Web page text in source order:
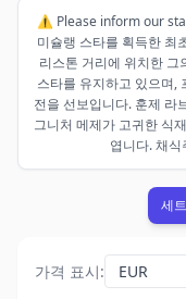
⚠️ Please inform our
미슐랭 스타를 획득한 최
리스톤 거리에 위치한
스타를 유지하고 있으며,
전을 선보입니다. 훈제 라
그니처 메제가 고귀한 식
엽니다. 채
세
가격 표시: